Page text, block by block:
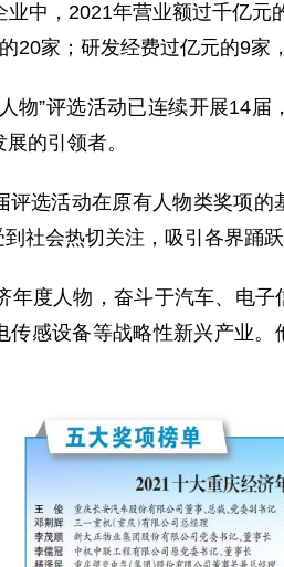
业中，2021年营业额过千亿
20家；研发经费过亿元的9
物”评选活动已连续开展14
的引领者。
评选活动在原有人物类奖项的
到社会热切关注，吸引各界踊
年度人物，奋斗于汽车、电
传感设备等战略性新兴产业